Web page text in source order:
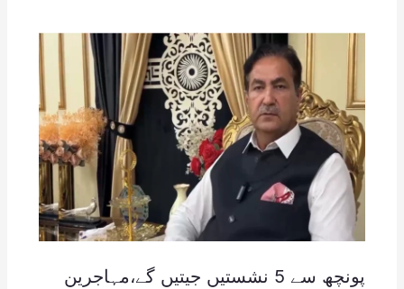
پونچھ سے 5 نشستیں جیتیں گے،مہاجرین